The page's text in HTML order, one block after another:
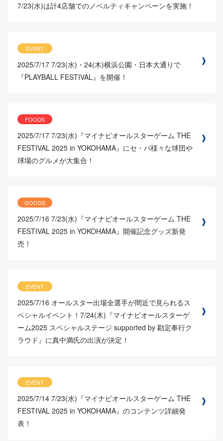
7/23(水)は計4店舗でのノベルティキャンペーンを実施！
EVENT
2025/7/17 7/23(水)・24(木)横浜公園・日本大通りで
『PLAYBALL FESTIVAL』を開催！
FOODS
2025/7/17 7/23(水)『マイナビオールスターゲーム THE
FESTIVAL 2025 in YOKOHAMA』にセ・パ様々な球団や
球場のグルメが大集合！
GOODS
2025/7/16 7/23(水)『マイナビオールスターゲーム THE
FESTIVAL 2025 in YOKOHAMA』開催記念グッズ新発
売！
EVENT
2025/7/16 オールスター出場全選手が間近で見られるス
ペシャルイベント！7/24(木)『マイナビオールスターゲ
ーム2025 スペシャルステージ supported by 勘定奉行ク
ラウド』に真中満氏の出演が決定！
EVENT
2025/7/14 7/23(水)『マイナビオールスターゲーム THE
FESTIVAL 2025 in YOKOHAMA』のコンテンツ詳細発
表！